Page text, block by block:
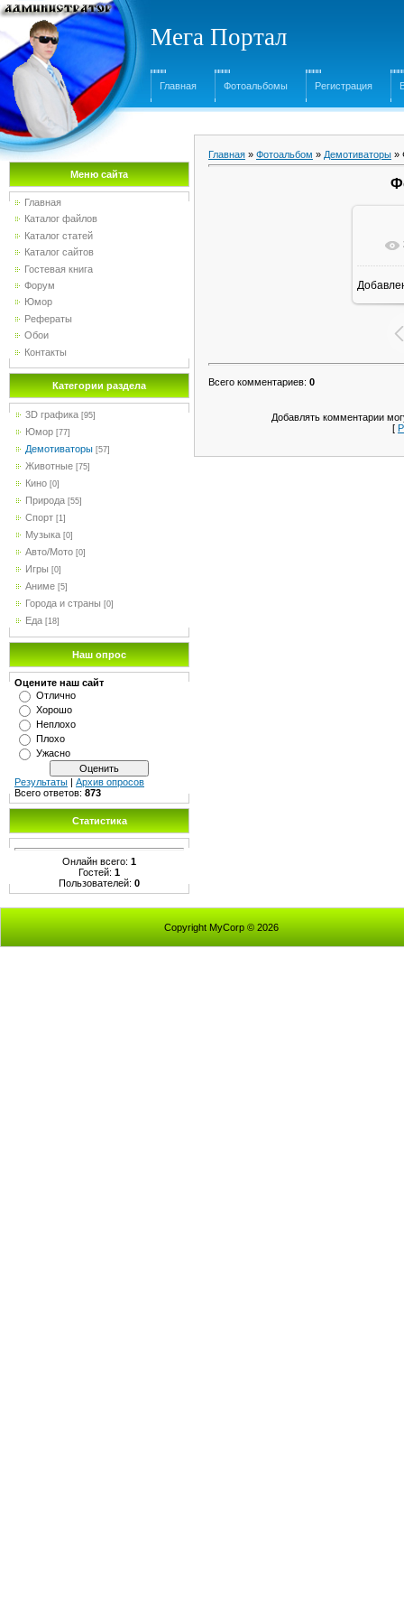
Мега Портал
Главная Фотоальбомы Регистрация
Меню сайта
Главная
Каталог файлов
Каталог статей
Каталог сайтов
Гостевая книга
Форум
Юмор
Рефераты
Обои
Контакты
Категории раздела
3D графика [95]
Юмор [77]
Демотиваторы [57]
Животные [75]
Кино [0]
Природа [55]
Спорт [1]
Музыка [0]
Авто/Мото [0]
Игры [0]
Аниме [5]
Города и страны [0]
Еда [18]
Наш опрос
Оцените наш сайт
Отлично
Хорошо
Неплохо
Плохо
Ужасно
Результаты | Архив опросов
Всего ответов: 873
Статистика
Онлайн всего: 1
Гостей: 1
Пользователей: 0
Главная » Фотоальбом » Демотиваторы »
Всего комментариев: 0
Добавлять комментарии
[
Copyright MyCorp © 2026